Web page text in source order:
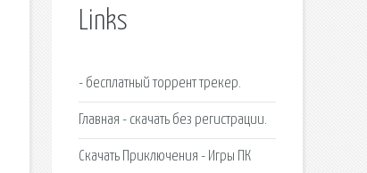
Links
- бесплатный торрент трекер.
Главная - скачать без регистрации.
Скачать Приключения - Игры ПК